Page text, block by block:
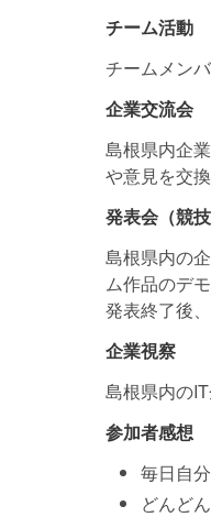
チーム活動
チームメン
企業交流会
島根県内企
や意見を交換
発表会（競技
島根県内の
ム作品のデ
発表終了後
企業視察
島根県内の
参加者感想
毎日自
どんど